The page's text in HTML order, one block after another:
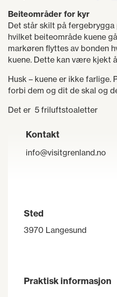
Beiteområder for kyr
Det står skilt på
hvilket beiteområde kuene
markøren flyttes av bonden
kuene. Dette kan være kjekt
Husk – kuene er ikke farlige.
forbi dem og dit de skal og
Det er 5 friluftstoaletter
Kontakt
info@visitgrenland.no
Sted
3970 Langesund
Praktisk informasjon